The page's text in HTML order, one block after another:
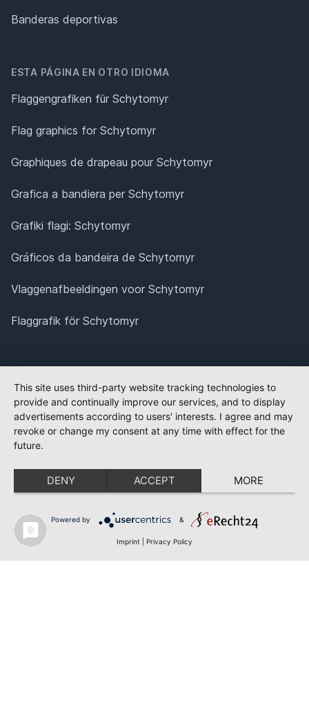
Banderas deportivas
ESTA PÁGINA EN OTRO IDIOMA
Flaggengrafiken für Schytomyr
Flag graphics for Schytomyr
Graphiques de drapeau pour Schytomyr
Grafica a bandiera per Schytomyr
Grafiki flagi: Schytomyr
Gráficos da bandeira de Schytomyr
Vlaggenafbeeldingen voor Schytomyr
Flaggrafik för Schytomyr
This site uses third-party website tracking technologies to
provide and continually improve our services, and to display
advertisements according to users' interests. I agree and may
revoke or change my consent at any time with effect for the
future.
DENY ACCEPT MORE
Powered by &
Imprint Privacy Policy